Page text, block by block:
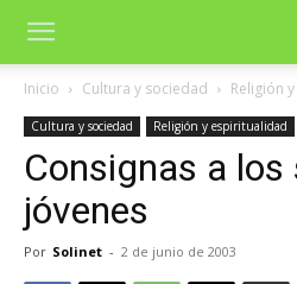
Inicio Cultura y sociedad Religión
Cultura y sociedad Religión y espiritualidad
Consignas a
jóvenes
Por Solinet - 2 de junio de 2003